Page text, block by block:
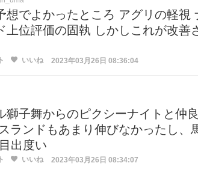
想でよかったところ アグリの軽視
上位評価の固執 しかしこれが改善
いいね 2023年03月26日 08:36:04
獅子舞からのピクシーナイトと仲
ランドもあまり伸びなかったし
出度い
いいね 2023年03月26日 08:34:07